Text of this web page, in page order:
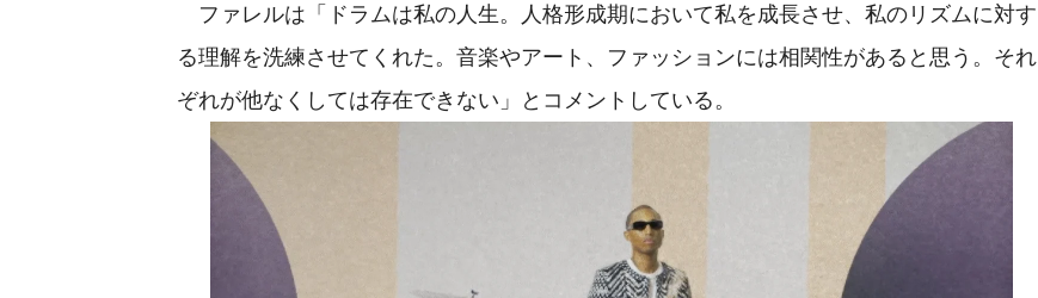
ファレルは「ドラムは私の人生。人格形成期において私を成長させ、私のリズムに対す
る理解を洗練させてくれた。音楽やアート、ファッションには相関性があると思う。それ
ぞれが他なくしては存在できない」とコメントしている。